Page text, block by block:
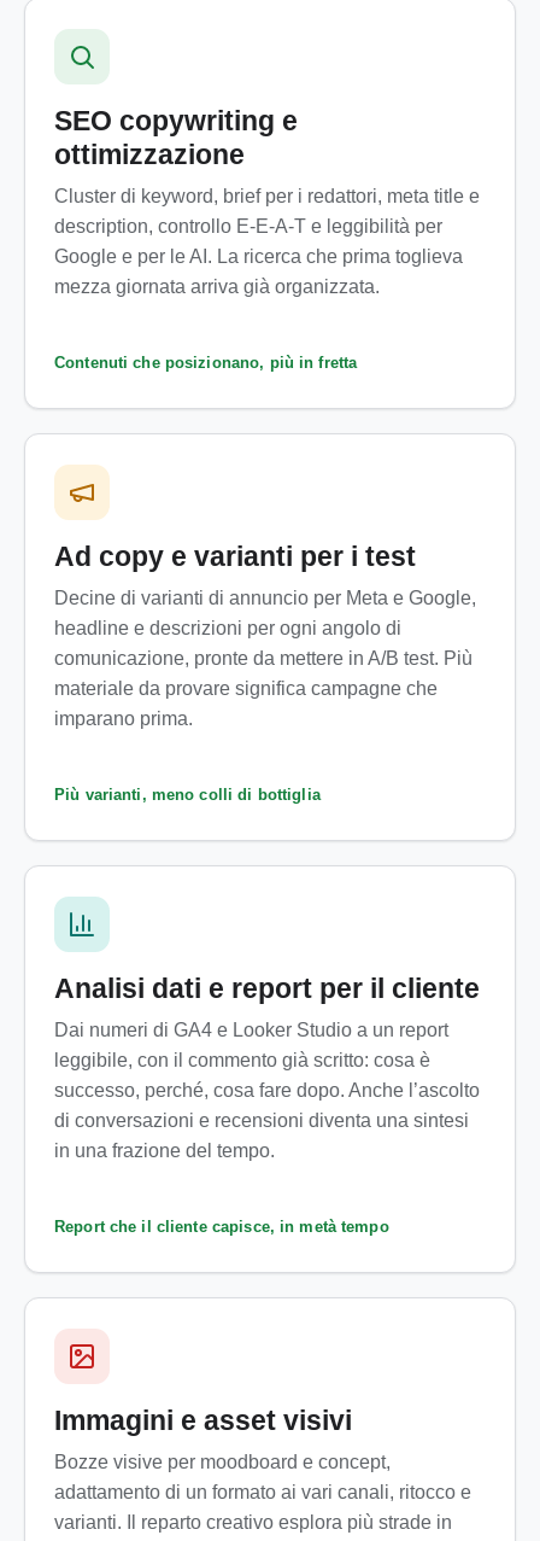
SEO copywriting e
ottimizzazione
Cluster di keyword, brief per i redattori, meta title e
description, controllo E-E-A-T e leggibilità per
Google e per le AI. La ricerca che prima toglieva
mezza giornata arriva già organizzata.
Contenuti che posizionano, più in fretta
Ad copy e varianti per i test
Decine di varianti di annuncio per Meta e Google,
headline e descrizioni per ogni angolo di
comunicazione, pronte da mettere in A/B test. Più
materiale da provare significa campagne che
imparano prima.
Più varianti, meno colli di bottiglia
Analisi dati e report per il cliente
Dai numeri di GA4 e Looker Studio a un report
leggibile, con il commento già scritto: cosa è
successo, perché, cosa fare dopo. Anche l’ascolto
di conversazioni e recensioni diventa una sintesi
in una frazione del tempo.
Report che il cliente capisce, in metà tempo
Immagini e asset visivi
Bozze visive per moodboard e concept,
adattamento di un formato ai vari canali, ritocco e
varianti. Il reparto creativo esplora più strade in